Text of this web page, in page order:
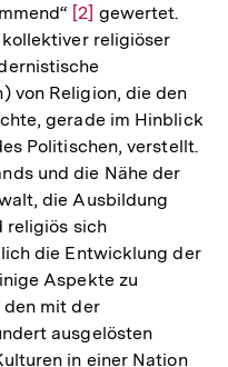
Zur
Auflösung
der
Fußnote
[2] gewertet.
religiöser
von Religion, die den
gerade im Hinblick
Politischen, verstellt.
und die Nähe der
die Ausbildung
religiös sich
die Entwicklung der
Aspekte zu
den mit der
ausgelösten
in einer Nation